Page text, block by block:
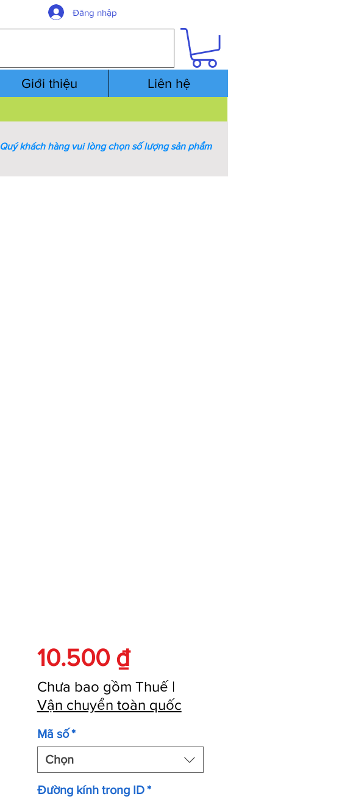
Đăng nhập
Giới thiệu Liên hệ
10.500 ₫Giá
Chưa bao gồm Thuế|
Vận chuyển toàn quốc
Mã số*
Chọn
Đường kính trong ID*
Quý khách hàng vui lòng chọn số lượng sản phẩm